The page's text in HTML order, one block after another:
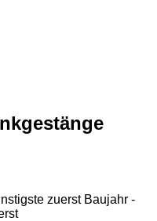
zuerst Baujahr -